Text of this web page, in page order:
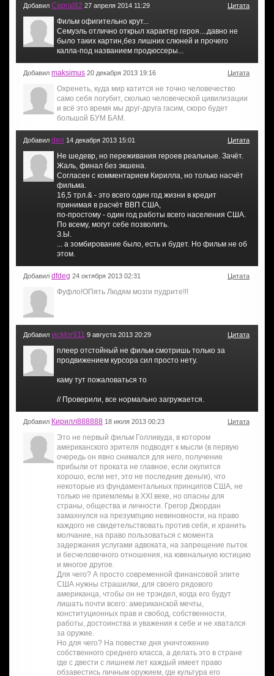
Добавил Capral82 27 апреля 2014 11:29 Цитата
Фильм офигительно крут...
Семуэль отлично открыл характер героя....давно не
было таких картин,без лишних слюней и прочего
калла-под названием продюссеры...
Добавил maksimus 20 декабря 2013 19:16 Цитата
Охренеть, куда мир катится не точно человечество
само себя погубит, сколько человеческой цивилизации
и всё это время мы друг-друга гасим, скоро будет
большой БУМ БАМ.
Добавил den 14 декабря 2013 15:01 Цитата
Не шедевр, но переживания героев реальные. Зачёт.
Жаль, финал без экшена.
Согласен с комментарием Кирилла, но только насчёт
фильма.
16,5 трл.& - это всего один год жизни в кредит
принимая в расчёт ВВП США,
по-простому - один год работы всего населения США.
По всему, могут себе позволить.
З.Ы.
... а зомбирование было, есть и будет. Но фильм не об
этом.
Добавил dfdeg 24 октября 2013 02:31 Цитата
Фуфло!ОПять Людям мозги пудрите!!!
Добавил vicktor911 9 августа 2013 20:29 Цитата
плеер отстойный не фильм смотришь только за
продвижением курсора сил просто нету.
каму тут пожаловаться то
// Проверили, все нормально загружается.
Добавил Кирилл888888 18 июля 2013 00:23 Цитата
Это не первый фильм Голливуда, в котором
американского зрителя подводят к мысли (в первую
очередь он явно снимался для него, получение
прибыли от проката не главное, если окупится
хорошо, если нет, это не последние деньги), что
некоторые из фундаментальных принципов США, не
только не приемлемы в XXI веке, но опасны для
страны, общества и личности. Грегор Джордан
замахнулся на презумпцию невиновности, на право
каждого не свидетельствовать против себя, и хранить
молчание, на право пользоваться с момента
задержания услугами адвоката, на запрещение пыток
и бесчеловечного отношения, на ювенальную юстицию
и многое другое.
Для чего? А просто современной финансовой элите
США нужны страшилки, для своего рядового
американца, чтобы он не трэндел, когда его будут
лишать почти всего: американской мечты,
конституционных прав и свобод, собственности,
работы, достоинства и уважения к себе и не хватался
за оружие.
Но для чего? На повестке дня уничтожение
собственного среднего класса, а делать это в стране
где с двести с лишнем лет каждый имеет право
обзавестись личным оружием, где культура его